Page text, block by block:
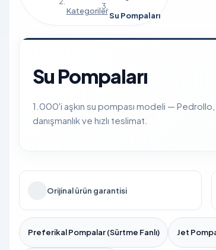
KategorilerSu Pompaları
Su Pompaları
1.000'i aşkın su pompası modeli —
danışmanlık ve hızlı teslimat.
Orijinal ürün garantisi
Preferikal Pompalar (Sürtme Fanlı) Jet